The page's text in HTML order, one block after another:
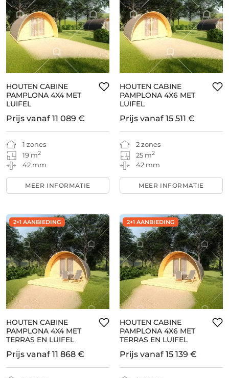
HOUTEN CABINE
PAMPLONA 4X4 MET
LUIFEL
1 zones
19 m2
42 mm
Prijs vanaf 11 089 €
MEER INFORMATIE
HOUTEN CABINE
PAMPLONA 4X6 MET
LUIFEL
2 zones
25 m2
42 mm
Prijs vanaf 15 511 €
MEER INFORMATIE
2+1 AANBIEDING
HOUTEN CABINE
PAMPLONA 4X4 MET
TERRAS EN LUIFEL
Prijs vanaf 11 868 €
2+1 AANBIEDING
HOUTEN CABINE
PAMPLONA 4X6 MET
TERRAS EN LUIFEL
Prijs vanaf 15 139 €